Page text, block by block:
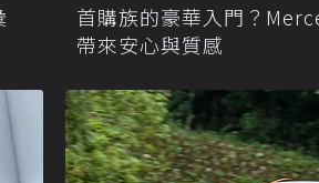
首購族的豪華入門？
帶來安心與質感